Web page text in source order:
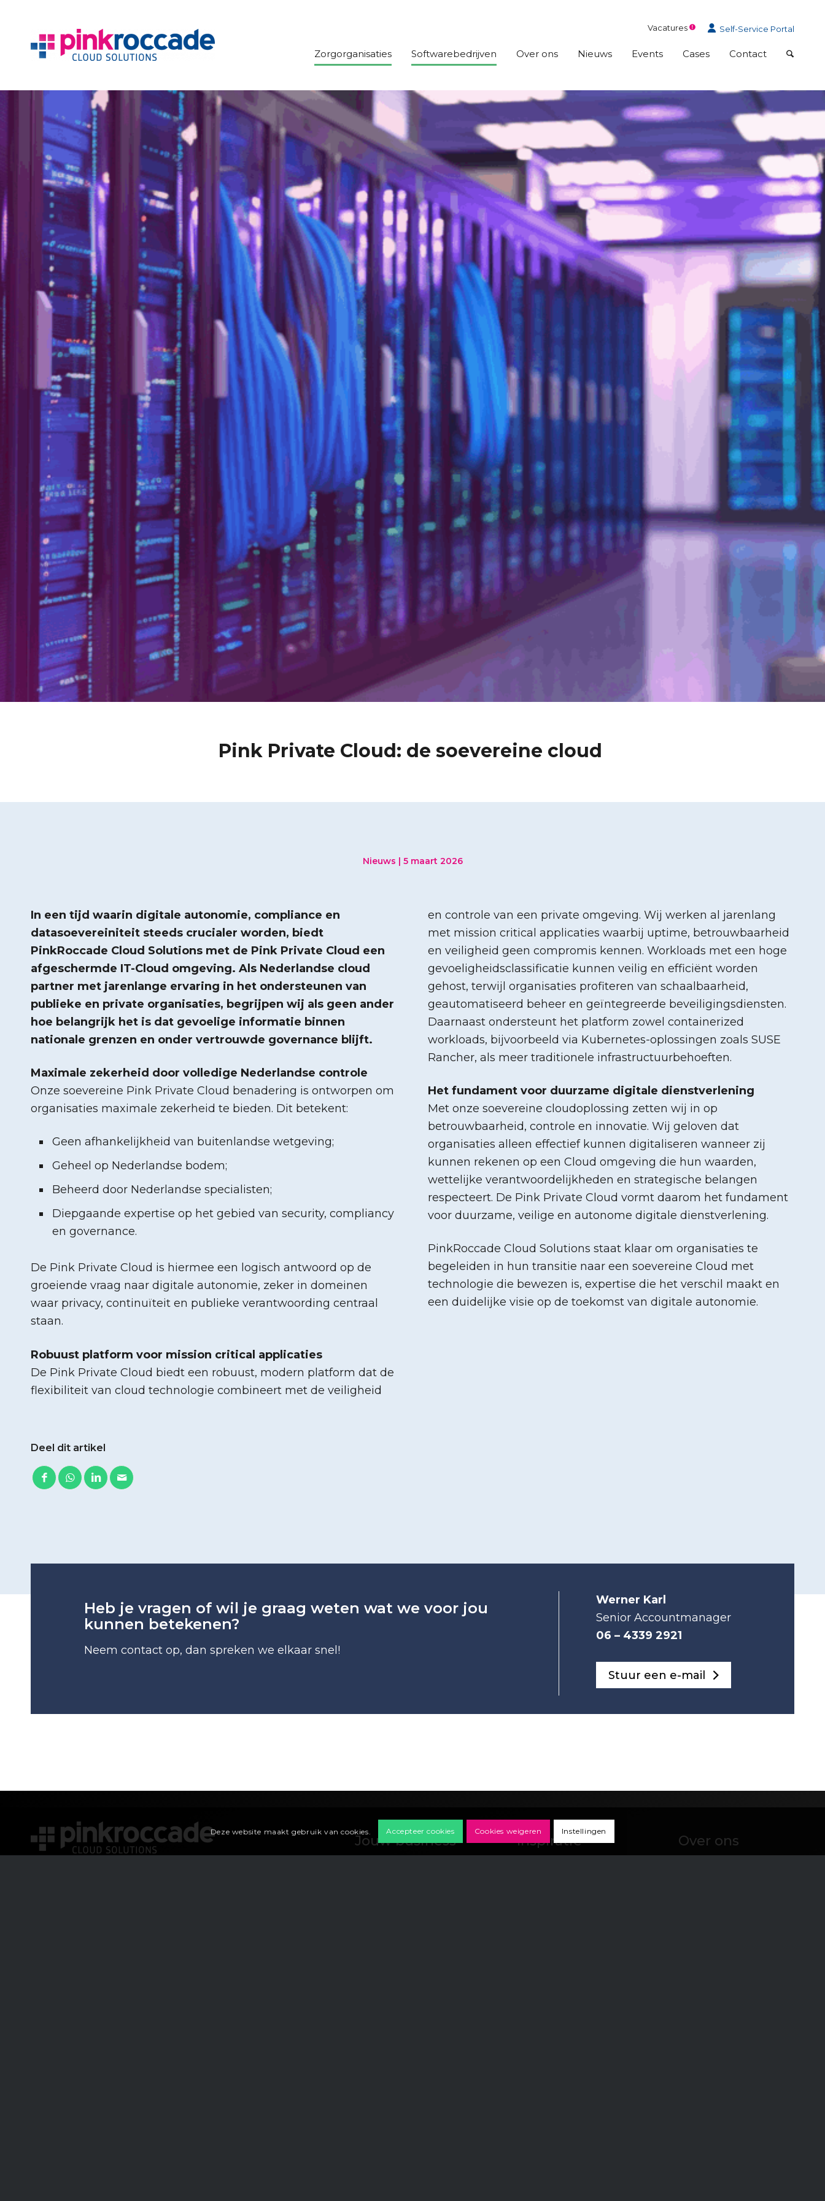
Vacatures Self-Service Portal
Zorgorganisaties Softwarebedrijven Over ons Nieuws Events Cases Contact
PinkPrivate Cloud: de soevereine cloud
Nieuws | 5 maart 2026
In een tijd waarin digitale autonomie, compliance en
datasoevereiniteit steeds crucialer worden, biedt
PinkRoccade Cloud Solutions met de Pink Private Cloud een
afgeschermde IT-Cloud omgeving. Als Nederlandse cloud
partner met jarenlange ervaring in het ondersteunen van
publieke en private organisaties, begrijpen wij als geen ander
hoe belangrijk het is dat gevoelige informatie binnen
nationale grenzen en onder vertrouwde governance blijft.
Maximale zekerheid door volledige Nederlandse controle
Onze soevereine Pink Private Cloud benadering is ontworpen om
organisaties maximale zekerheid te bieden. Dit betekent:
Geen afhankelijkheid van buitenlandse wetgeving;
Geheel op Nederlandse bodem;
Beheerd door Nederlandse specialisten;
Diepgaande expertise op het gebied van security, compliancy
en governance.
De Pink Private Cloud is hiermee een logisch antwoord op de
groeiende vraag naar digitale autonomie, zeker in domeinen
waar privacy, continuïteit en publieke verantwoording centraal
staan.
Robuust platform voor mission critical applicaties
De Pink Private Cloud biedt een robuust, modern platform dat de
flexibiliteit van cloud technologie combineert met de veiligheid
en controle van een private omgeving. Wij werken al jarenlang
met mission critical applicaties waarbij uptime, betrouwbaarheid
en veiligheid geen compromis kennen. Workloads met een hoge
gevoeligheidsclassificatie kunnen veilig en efficiënt worden
gehost, terwijl organisaties profiteren van schaalbaarheid,
geautomatiseerd beheer en geïntegreerde beveiligingsdiensten.
Daarnaast ondersteunt het platform zowel containerized
workloads, bijvoorbeeld via Kubernetes-oplossingen zoals SUSE
Rancher, als meer traditionele infrastructuurbehoeften.
Het fundament voor duurzame digitale dienstverlening
Met onze soevereine cloudoplossing zetten wij in op
betrouwbaarheid, controle en innovatie. Wij geloven dat
organisaties alleen effectief kunnen digitaliseren wanneer zij
kunnen rekenen op een Cloud omgeving die hun waarden,
wettelijke verantwoordelijkheden en strategische belangen
respecteert. De Pink Private Cloud vormt daarom het fundament
voor duurzame, veilige en autonome digitale dienstverlening.
PinkRoccade Cloud Solutions staat klaar om organisaties te
begeleiden in hun transitie naar een soevereine Cloud met
technologie die bewezen is, expertise die het verschil maakt en
een duidelijke visie op de toekomst van digitale autonomie.
Deel dit artikel
Heb je vragen of wil je graag weten wat we voor jou
kunnen betekenen?
Neem contact op, dan spreken we elkaar snel!
Werner Karl
Senior Accountmanager
06 – 4339 2921
Stuur een e-mail
Jouw business Inspiratie Over ons
Deze website maakt gebruik van cookies. Accepteer cookies Cookies weigeren Instellingen